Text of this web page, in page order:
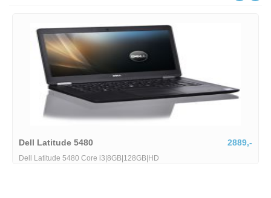
Dell Latitude 5480 2889,-
Dell Latitude 5480 Core i3|8GB|128GB|HD